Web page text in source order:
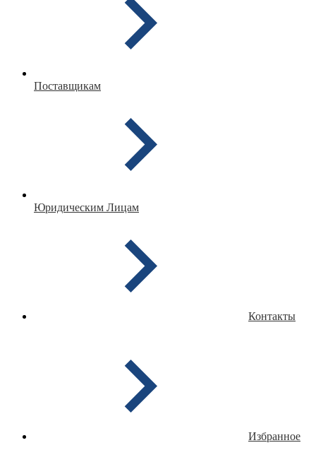
Поставщикам
Юридическим Лицам
Контакты
Избранное